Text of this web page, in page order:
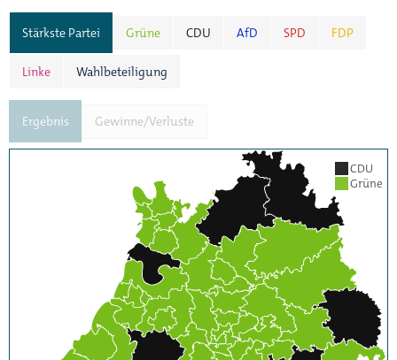
Stärkste Partei Grüne CDU AfD SPD FDP
Linke Wahlbeteiligung
Ergebnis Gewinne/Verluste
CDU
Grüne